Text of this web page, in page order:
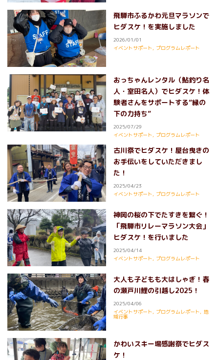
飛騨市ふるかわ元旦マラソンで
ヒダスケ！を実施しました
2026/01/01
イベントサポート, プログラムレポート
おっちゃんレンタル（鮎釣り名
人・室田名人）でヒダスケ！体
験者さんをサポートする“縁の
下の力持ち”
2025/07/29
イベントサポート, プログラムレポート
古川祭でヒダスケ！屋台曳きの
お手伝いをしていただきまし
た！
2025/04/23
イベントサポート, プログラムレポート
神岡の桜の下でたすきを繋ぐ！
「飛騨市リレーマラソン大会」
ヒダスケ！を行いました
2025/04/14
イベントサポート, プログラムレポート
大人も子どもも大はしゃぎ！春
の瀬戸川鯉の引越し2025！
2025/04/06
イベントサポート, プログラムレポート, 地
域行事
かわいスキー場感謝祭でヒダス
ケ！